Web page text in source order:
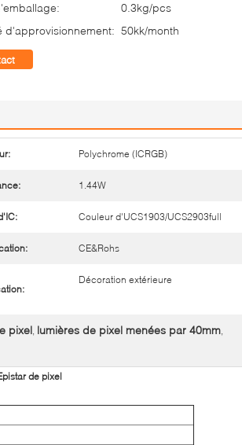
0.3kg/pcs
d'approvisionnement: 50kk/month
Polychrome (ICRGB)
1.44W
Couleur d'UCS1903/UCS2903full
CE&Rohs
Décoration extérieure
pixel, lumières de pixel menées par 40mm,
de pixel